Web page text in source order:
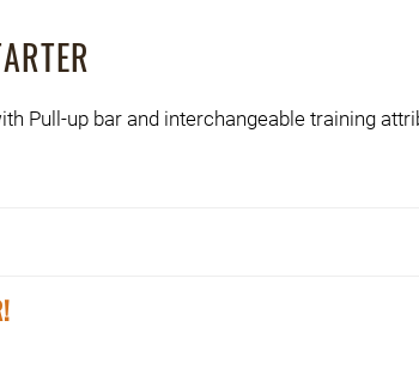
Pull-up bar and interchangeable training